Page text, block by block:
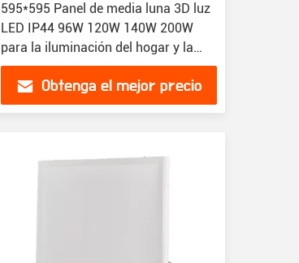
595*595 Panel de media luna 3D luz
LED IP44 96W 120W 140W 200W
para la iluminación del hogar y la
oficina
Obtenga el mejor precio